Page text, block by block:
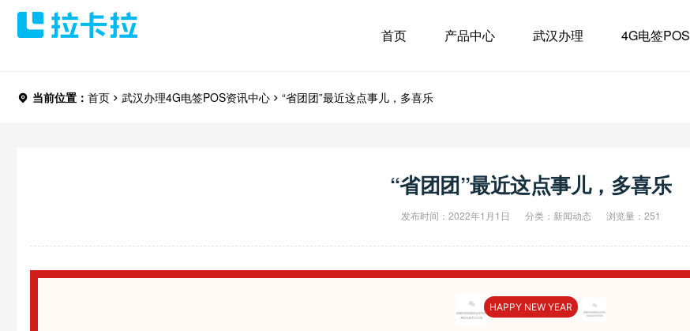
首页 产品中心 武汉办理 4G电签POS
当前位置： 首页 武汉办理4G电签POS资讯中心 “省团团”最近这点事儿，多喜乐
“省团团”最近这点事儿，多喜乐
发布时间：2022年1月1日 分类： 新闻动态 浏览量：251
HAPPY NEW YEAR